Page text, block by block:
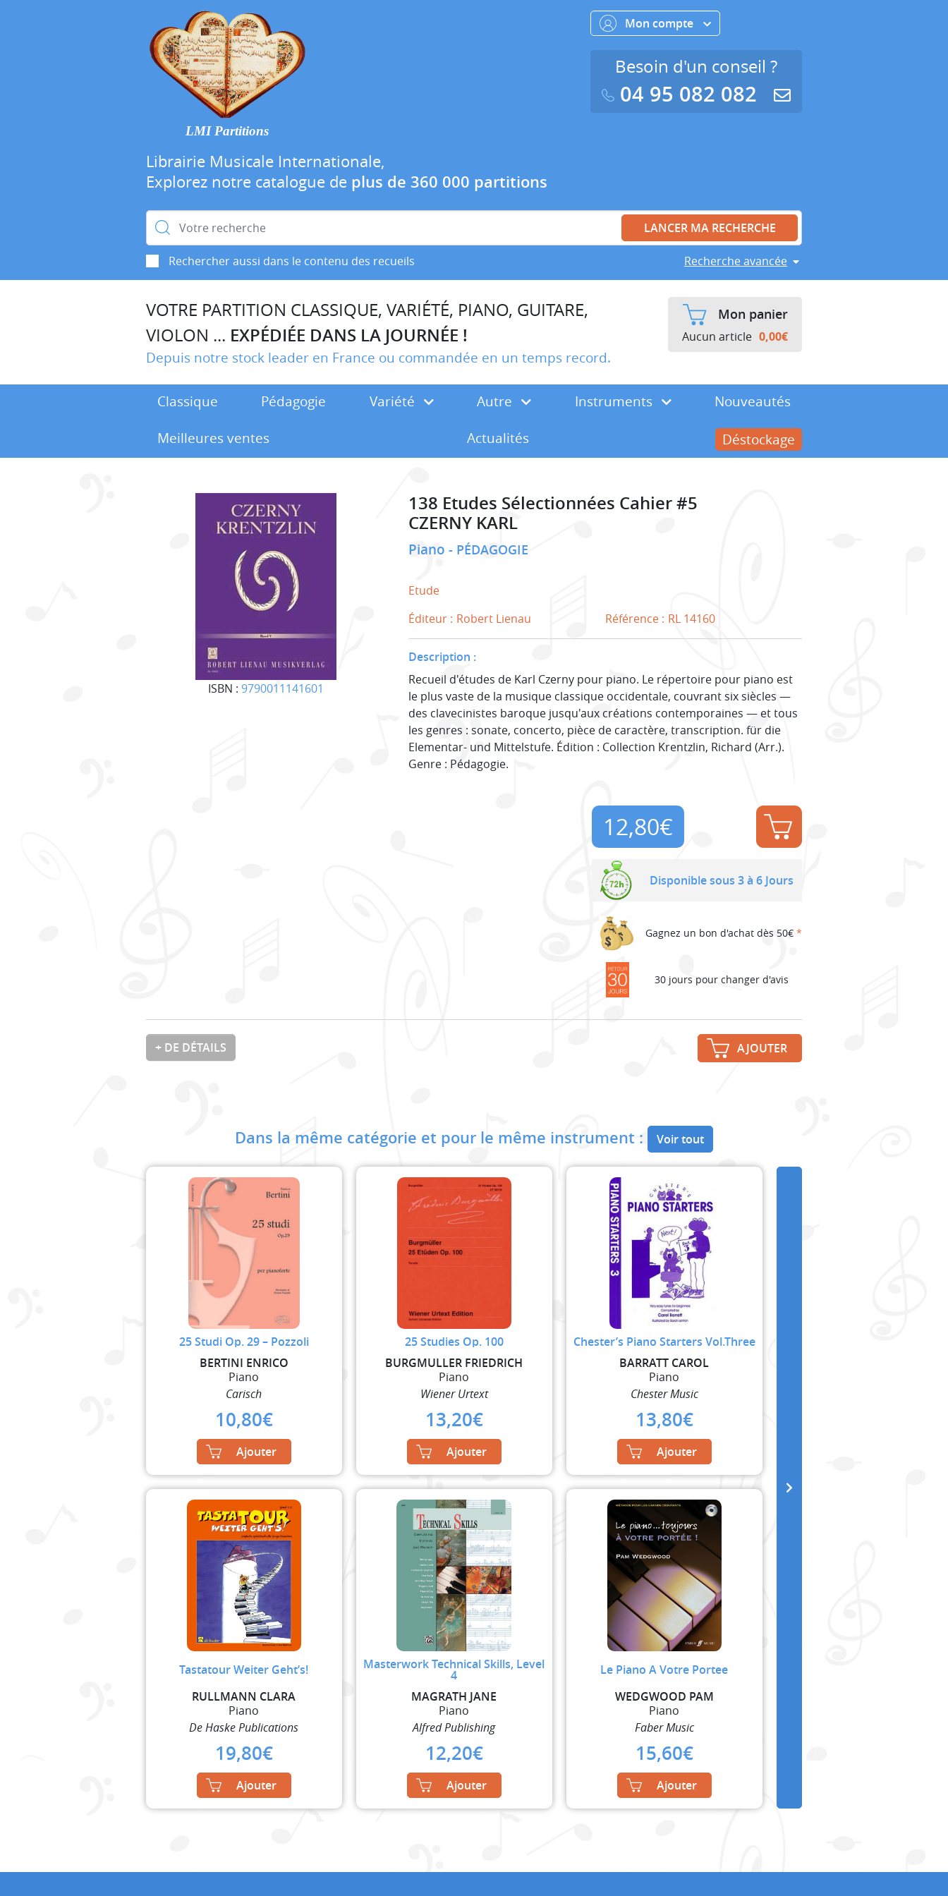
LMI Partitions
Librairie Musicale Internationale,
Explorez notre catalogue de plus de 360 000 partitions
Rechercher :
Rechercher aussi dans le contenu des recueils Recherche avancée
Mon compte
Besoin d'un conseil ?
04 95 082 082
VOTRE PARTITION CLASSIQUE, VARIÉTÉ, PIANO, GUITARE,
VIOLON ... EXPÉDIÉE DANS LA JOURNÉE !
Depuis notre stock leader en France ou commandée en un temps record.
Mon panier
Aucun article 0,00€
Classique Pédagogie Variété Autre Instruments
Nouveautés
Meilleures ventes
Actualités Déstockage
ISBN : 9790011141601
138 Etudes Sélectionnées Cahier #5
CZERNY KARL
Piano PÉDAGOGIE
Etude
Éditeur : Robert Lienau Référence : RL 14160
Description :
Recueil d'études de Karl Czerny pour piano. Le répertoire pour piano est
le plus vaste de la musique classique occidentale, couvrant six siècles —
des clavecinistes baroque jusqu'aux créations contemporaines — et tous
les genres : sonate, concerto, pièce de caractère, transcription. für die
Elementar- und Mittelstufe. Édition : Collection Krentzlin, Richard (Arr.).
Genre : Pédagogie.
12,80€
Disponible sous 3 à 6 Jours
Gagnez un bon d'achat dès 50€ *
30 jours pour changer d'avis
+ DE DÉTAILS AJOUTER
Dans la même catégorie et pour le même instrument : Voir tout
25 Studi Op. 29 – Pozzoli
BERTINI ENRICO
Piano
Carisch
10,80€
Ajouter
25 Studies Op. 100
BURGMULLER FRIEDRICH
Piano
Wiener Urtext
13,20€
Ajouter
Chester’s Piano Starters Vol.Three
BARRATT CAROL
Piano
Chester Music
13,80€
Ajouter
Tastatour Weiter Geht’s!
RULLMANN CLARA
Piano
De Haske Publications
19,80€
Ajouter
Masterwork Technical Skills, Level
4
MAGRATH JANE
Piano
Alfred Publishing
12,20€
Ajouter
Le Piano A Votre Portee
WEDGWOOD PAM
Piano
Faber Music
15,60€
Ajouter